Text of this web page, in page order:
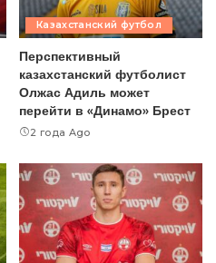
Казахстанский футбол
Перспективный
казахстанский футболист
Олжас Адиль может
перейти в «Динамо» Брест
2 года Ago